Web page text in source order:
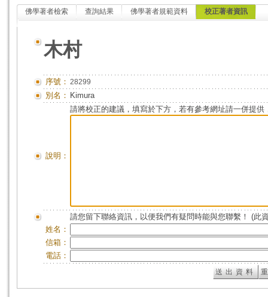
佛學著者檢索 查詢結果 佛學著者規範資料 校正著者資訊
木村
序號： 28299
別名： Kimura
說明：
請將校正的建議，填寫於下方，若有參考網址請一併提供
請您留下聯絡資訊，以便我們有疑問時能與您聯繫！ (此
姓名：
信箱：
電話：